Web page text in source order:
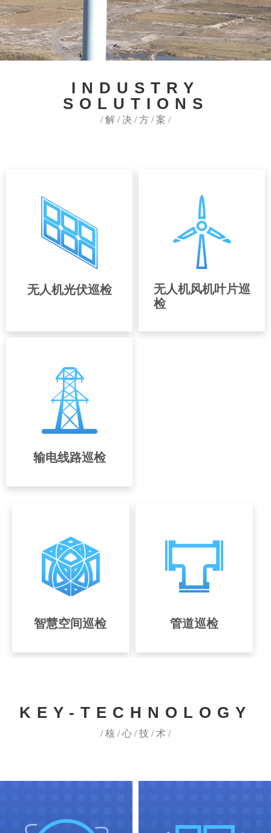
无人机光伏巡检
无人机风机叶片巡
检
输电线路巡检
智慧空间巡检 管道巡检
INDUSTRY
SOLUTIONS
/ 解 / 决 / 方 / 案 /
KEY-TECHNOLOGY
/ 核 / 心 / 技 / 术 /